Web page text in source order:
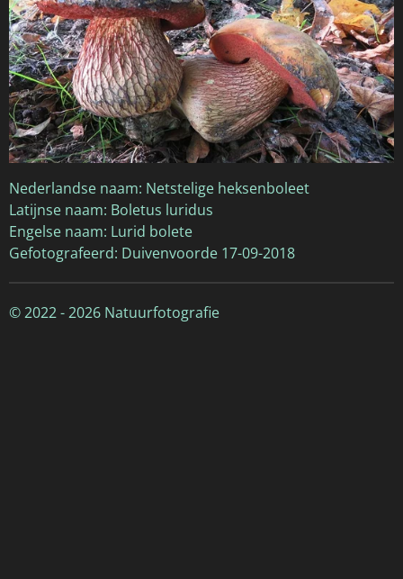
Nederlandse naam: Netstelige heksenboleet
Latijnse naam: Boletus luridus
Engelse naam: Lurid bolete
Gefotografeerd: Duivenvoorde 17-09-2018
© 2022 - 2026 Natuurfotografie